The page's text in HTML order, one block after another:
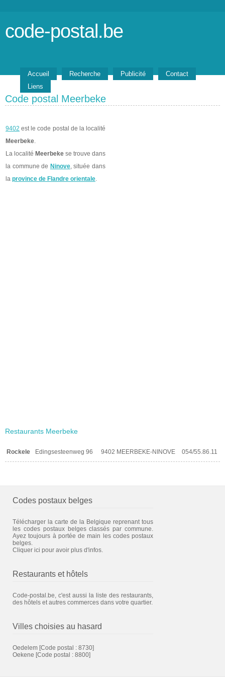
code-postal.be
Accueil Recherche Publicité
Contact
Liens
Code postal Meerbeke
9402 est le code postal de la localité
Meerbeke.
La localité Meerbeke se trouve dans
la commune de Ninove, située dans
la province de Flandre orientale.
Restaurants Meerbeke
Rockele Edingsesteenweg 96 9402 MEERBEKE-NINOVE 054/55.86.11
Codes postaux belges
Télécharger la carte de la Belgique reprenant tous
les codes postaux belges classés par commune.
Ayez toujours à portée de main les codes postaux
belges.
Cliquer ici pour avoir plus d'infos.
Restaurants et hôtels
Code-postal.be, c'est aussi la liste des restaurants,
des hôtels et autres commerces dans votre quartier.
Villes choisies au hasard
Oedelem [Code postal : 8730]
Oekene [Code postal : 8800]